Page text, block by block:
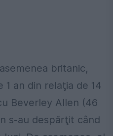
britanic,
an din relaţia de 14
Beverley Allen (46
s-au despărţit când